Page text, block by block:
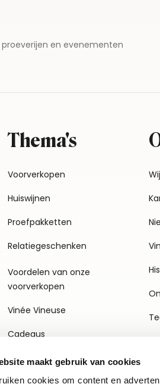
maakt gebruik van cookies
cookies om content en
en evenementen
Thema's
Voorverkopen
Huiswijnen
Proefpakketten
Relatiegeschenken
Voordelen van onze
voorverkopen
Vinée Vineuse
Cadeaus